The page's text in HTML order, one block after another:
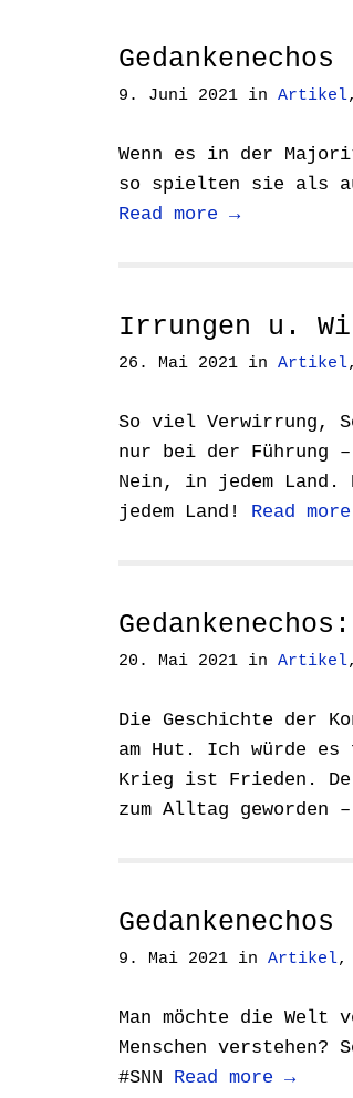
9. Juni 2021 in Artikel
Wenn es in der
so spielten sie als
Read more →
Irrungen u.
26. Mai 2021 in Artikel
So viel Verwirrung,
nur bei der Führung
Nein, in jedem
jedem Land! Read
20. Mai 2021 in Artikel
Die Geschichte der
am Hut. Ich würde
Krieg ist Frieden.
zum Alltag geworden
Gedankenechos
9. Mai 2021 in Artikel,
Man möchte die Welt
Menschen
#SNN Read more →